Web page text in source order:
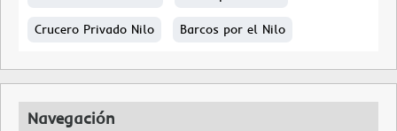
Crucero Privado Nilo Barcos por el Nilo
Navegación